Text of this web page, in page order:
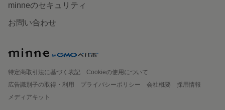
minneのセキュリティ
お問い合わせ
特定商取引法に基づく表記
Cookieの使用について
広告識別子の取得・利用
プライバシーポリシー 会社概要
採用情報
メディアキット